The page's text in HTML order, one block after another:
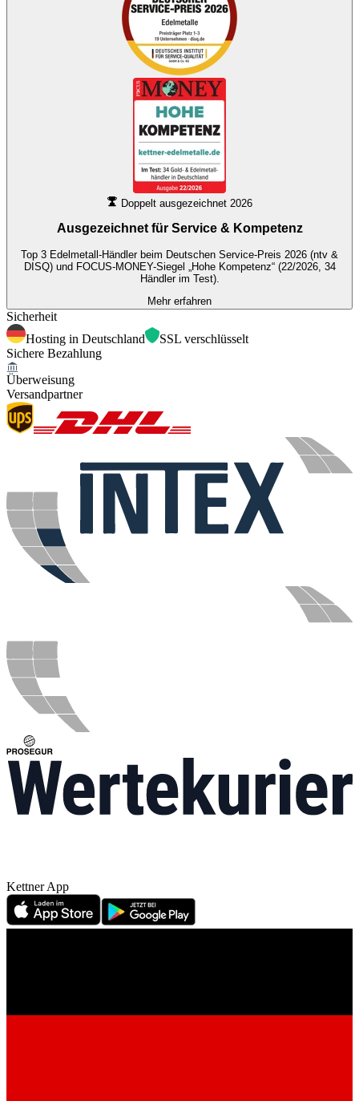
Doppelt ausgezeichnet 2026
Ausgezeichnet für Service & Kompetenz
Top 3 Edelmetall-Händler beim Deutschen Service-Preis 2026 (ntv &
DISQ) und FOCUS-MONEY-Siegel „Hohe Kompetenz“ (22/2026, 34
Händler im Test).
Mehr erfahren
Sicherheit
Hosting in Deutschland
SSL verschlüsselt
Sichere Bezahlung
Überweisung
Versandpartner
Kettner App